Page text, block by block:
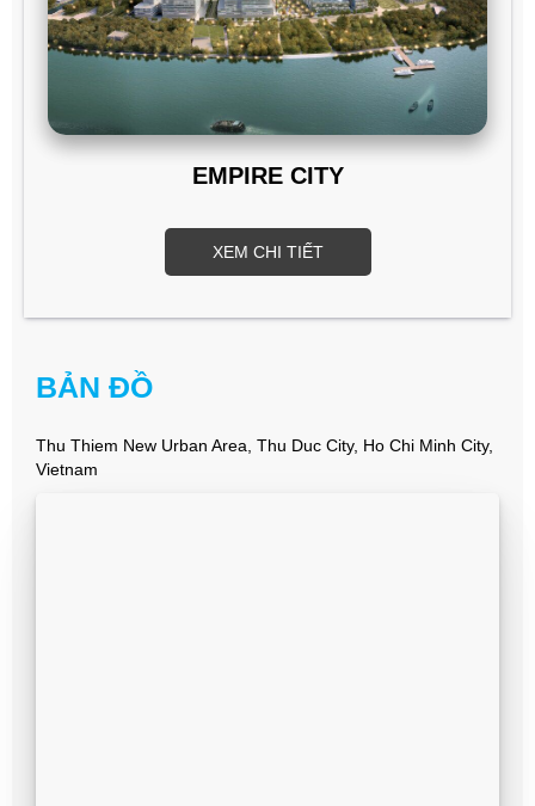
EMPIRE CITY
XEM CHI TIẾT
BẢN ĐỒ
Thu Thiem New Urban Area, Thu Duc City, Ho Chi Minh City,
Vietnam